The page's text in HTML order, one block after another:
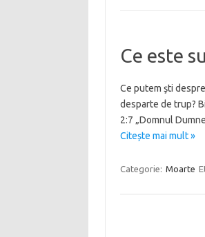
Ce este
Ce putem şti
desparte de trup?
2:7 „Domnul
Citește mai mult »
Categorie: Moarte